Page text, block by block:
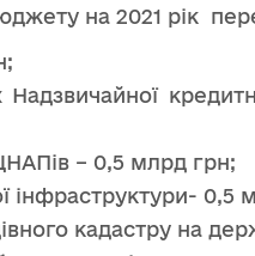
на 2021 рік
Надзвичайної
– 0,5 млрд грн;
інфраструктури- 0,5
кадастру на